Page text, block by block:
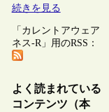
続きを見る
「カレントアウェア
ネス-R」用のRSS：
よく読まれている
コンテンツ（本